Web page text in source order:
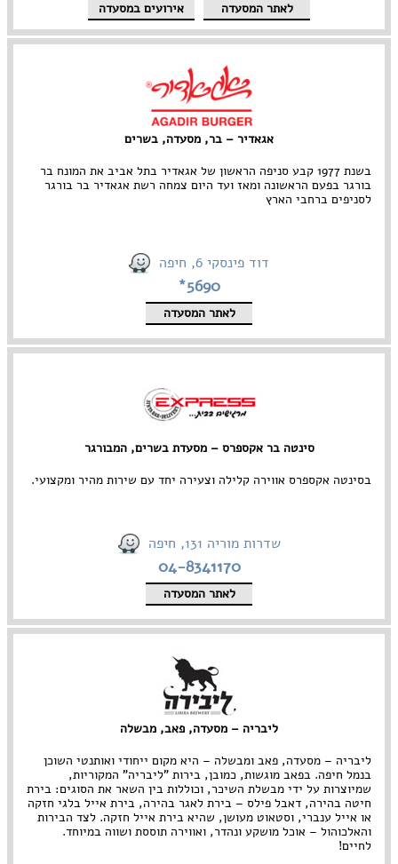
לאתר המסעדה אירועים במסעדה
אגאדיר – בר, מסעדה, בשרים
בשנת 1977 קבע סניפה הראשון של אגאדיר בתל אביב את המונח בר
בורגר בפעם הראשונה ומאז ועד היום צמחה רשת אגאדיר בר בורגר
לסניפים ברחבי הארץ
דוד פינסקי 6, חיפה
5690*
לאתר המסעדה
סינטה בר אקספרס – מסעדת בשרים, המבורגר
בסינטה אקספרס אווירה קלילה וצעירה יחד עם שירות מהיר ומקצועי.
שדרות מוריה 131, חיפה
04-8341170
לאתר המסעדה
ליבריה – מסעדה, פאב, מבשלה
ליבריה – מסעדה, פאב ומבשלה – היא מקום ייחודי ואותנטי השוכן
בנמל חיפה. בפאב מוגשות, כמובן, בירות "ליבריה" המקוריות,
שמיוצרות על ידי מבשלת השיכר, וכוללות בין השאר את הסוגים: בירת
חיטה בהירה, דאבל פילס – בירת לאגר בהירה, בירת אייל בלגי חזקה
או אייל ענברי, וסטאוט מעושן, שהיא בירת אייל חזקה. לצד הבירות
והאלכוהול – אוכל מושקע ונהדר, ואווירה תוססת ושווה במיוחד.
לחיים!